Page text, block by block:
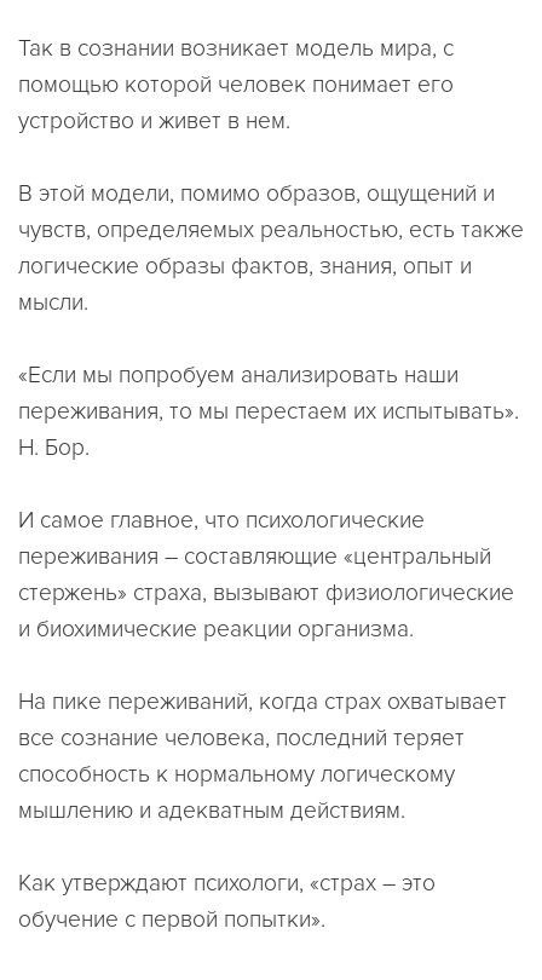
Так в сознании возникает модель мира, с
помощью которой человек понимает его
устройство и живет в нем.
В этой модели, помимо образов, ощущений и
чувств, определяемых реальностью, есть также
логические образы фактов, знания, опыт и
мысли.
«Если мы попробуем анализировать наши
переживания, то мы перестаем их испытывать».
Н. Бор.
И самое главное, что психологические
переживания – составляющие «центральный
стержень» страха, вызывают физиологические
и биохимические реакции организма.
На пике переживаний, когда страх охватывает
все сознание человека, последний теряет
способность к нормальному логическому
мышлению и адекватным действиям.
Как утверждают психологи, «страх – это
обучение с первой попытки».